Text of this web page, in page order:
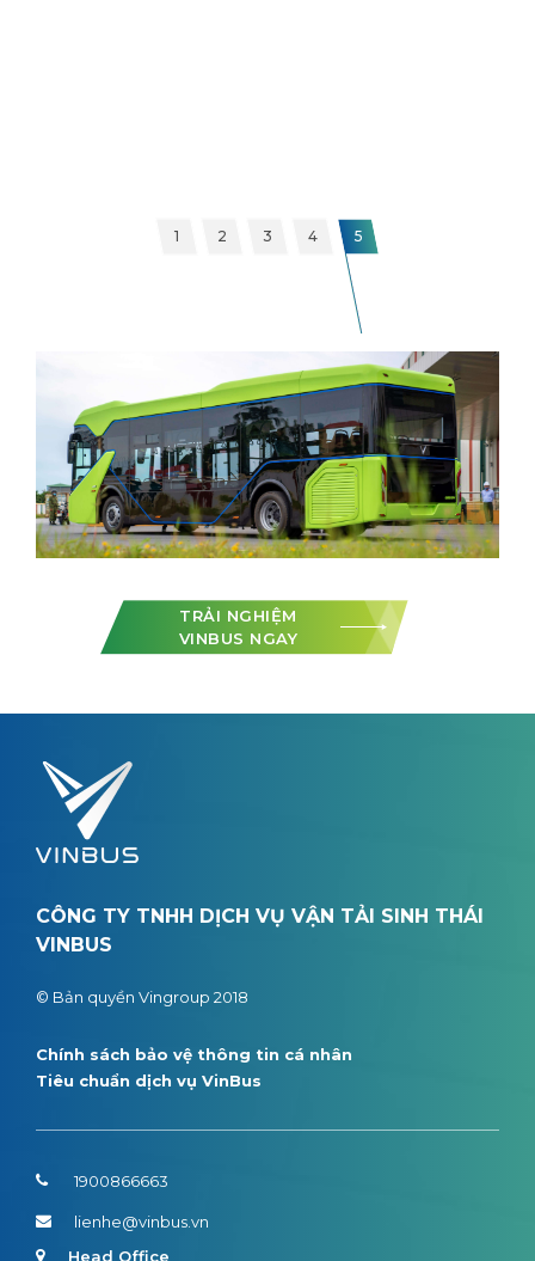
1 2 3 4 5
TRẢI NGHIỆM
VINBUS NGAY
CÔNG TY TNHH DỊCH VỤ VẬN TẢI SINH THÁI
VINBUS
© Bản quyền Vingroup 2018
Chính sách bảo vệ thông tin cá nhân
Tiêu chuẩn dịch vụ VinBus
1900866663
lienhe@vinbus.vn
Head Office